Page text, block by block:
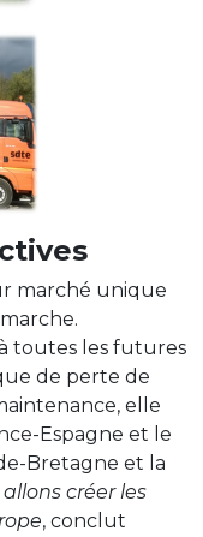
marché unique
toutes les futures
de perte de
elle
Espagne et le
Bretagne et la
allons créer les
, conclut